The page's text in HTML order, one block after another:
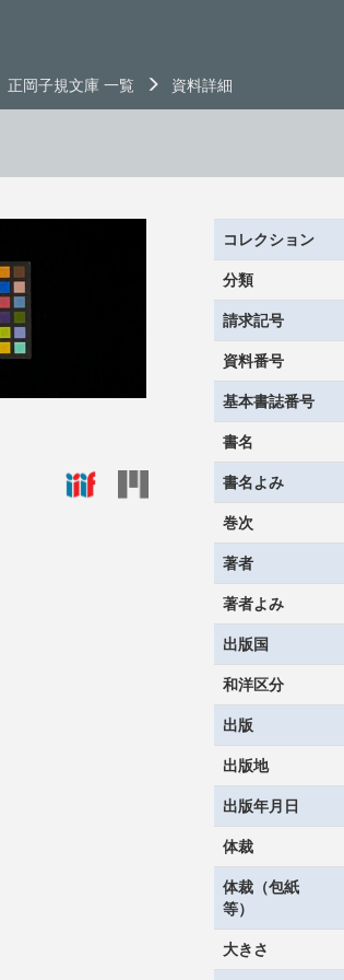
正岡子規文庫 一覧 資料詳細
コレクション
分類
請求記号
資料番号
基本書誌番号
書名
書名よみ
巻次
著者
著者よみ
出版国
和洋区分
出版
出版地
出版年月日
体裁
体裁（包紙
等）
大きさ